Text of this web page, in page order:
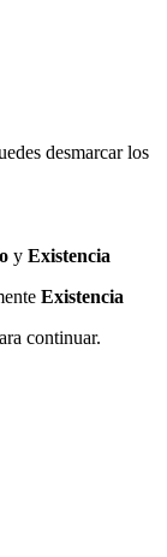
desmarcar los
y Existencia
Existencia
continuar.